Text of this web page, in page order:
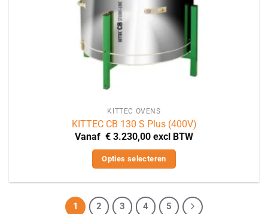
productpagina
KITTEC OVENS
KITTEC CB 130 S Plus (400V)
Vanaf € 3.230,00 excl BTW
Opties selecteren
heeft
1 2 3 4 5